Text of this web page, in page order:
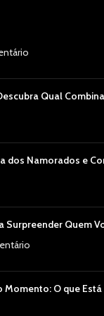
Qual
dos Namorados e
Surpreender Quem
O que